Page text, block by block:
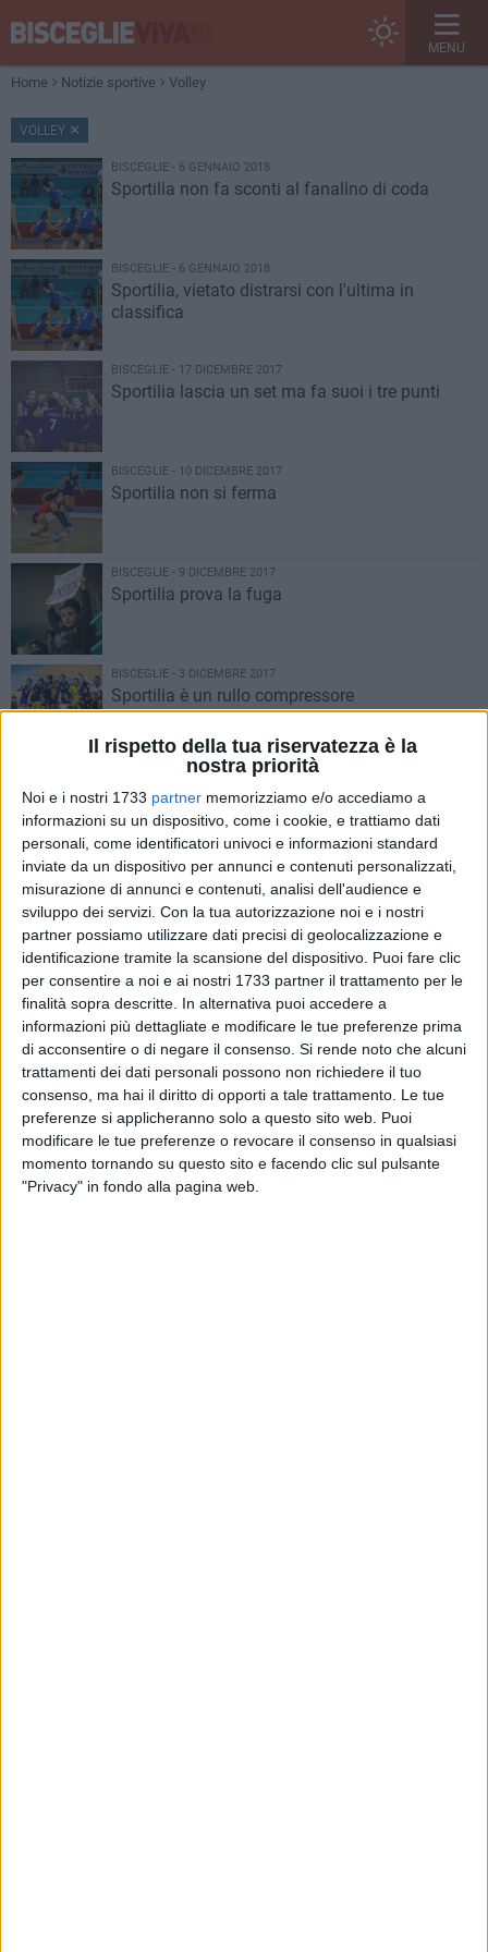
Il rispetto della tua riservatezza è la
nostra priorità
Noi e i nostri 1733 partner memorizziamo e/o accediamo a
informazioni su un dispositivo, come i cookie, e trattiamo dati
personali, come identificatori univoci e informazioni standard
inviate da un dispositivo per annunci e contenuti personalizzati,
misurazione di annunci e contenuti, analisi dell'audience e
sviluppo dei servizi. Con la tua autorizzazione noi e i nostri
partner possiamo utilizzare dati precisi di geolocalizzazione e
identificazione tramite la scansione del dispositivo. Puoi fare clic
per consentire a noi e ai nostri 1733 partner il trattamento per le
finalità sopra descritte. In alternativa puoi accedere a
informazioni più dettagliate e modificare le tue preferenze prima
di acconsentire o di negare il consenso. Si rende noto che alcuni
trattamenti dei dati personali possono non richiedere il tuo
consenso, ma hai il diritto di opporti a tale trattamento. Le tue
preferenze si applicheranno solo a questo sito web. Puoi
modificare le tue preferenze o revocare il consenso in qualsiasi
momento tornando su questo sito e facendo clic sul pulsante
"Privacy" in fondo alla pagina web.
MENU
Home Notizie sportive Volley
VOLLEY
BISCEGLIE - 6 GENNAIO 2018
Sportilia non fa sconti al fanalino di coda
BISCEGLIE - 6 GENNAIO 2018
Sportilia, vietato distrarsi con l'ultima in
classifica
BISCEGLIE - 17 DICEMBRE 2017
Sportilia lascia un set ma fa suoi i tre punti
BISCEGLIE - 10 DICEMBRE 2017
Sportilia non si ferma
BISCEGLIE - 9 DICEMBRE 2017
Sportilia prova la fuga
BISCEGLIE - 3 DICEMBRE 2017
Sportilia è un rullo compressore
BISCEGLIE - 28 NOVEMBRE 2017
Sportilia, mani sul primato
BISCEGLIE - 19 NOVEMBRE 2017
Sportilia, ancora un 3-0 secco
BISCEGLIE - 12 NOVEMBRE 2017
Sportilia, atto di forza: 3-0 secco all'Adriatica e
aggancio al vertice della Serie C
BISCEGLIE - 11 NOVEMBRE 2017
Il derby del Ponte Lama è sotto rete: Adriatica-
Sportilia vale il primato in classifica
BISCEGLIE - 6 NOVEMBRE 2017
Sportilia tre... volgente